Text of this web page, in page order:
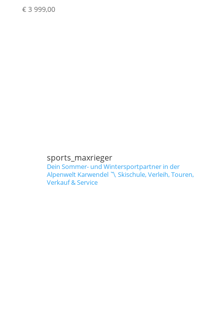
€3 999,00
sports_maxrieger
Dein Sommer- und Wintersportpartner in der
Alpenwelt Karwendel〽️ Skischule, Verleih, Touren,
Verkauf & Service